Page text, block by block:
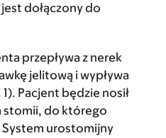
dołączony do
przepływa z nerek
jelitową i wypływa
Pacjent będzie nosił
stomii, do którego
urostomijny